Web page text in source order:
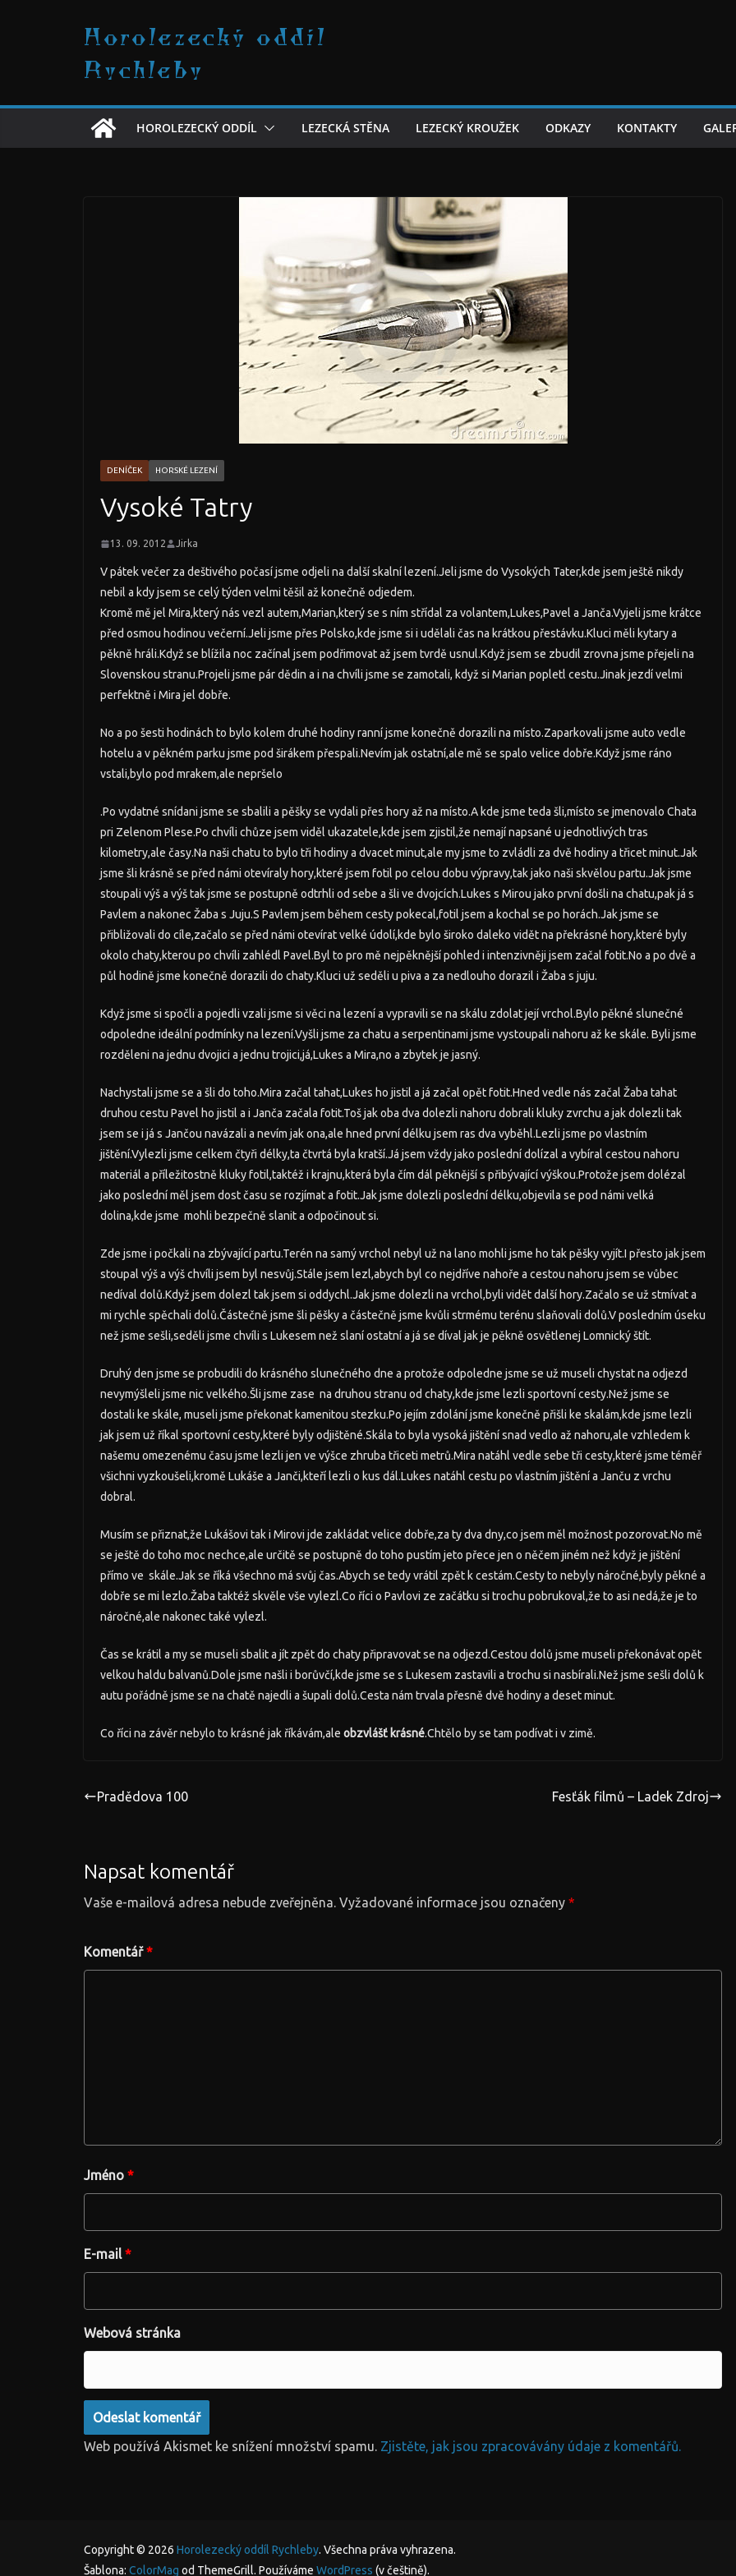
Horolezecký oddíl
Rychleby
HOROLEZECKÝ ODDÍL LEZECKÁ STĚNA LEZECKÝ KROUŽEK ODKAZY KONTAKTY
DENÍČEK HORSKÉ LEZENÍ
Vysoké Tatry
13. 09. 2012 Jirka
V pátek večer za deštivého počasí jsme odjeli na další skalní lezení.Jeli jsme do Vysokých Tater,kde jsem ještě nikdy
nebil a kdy jsem se celý týden velmi těšil až konečně odjedem.
Kromě mě jel Mira,který nás vezl autem,Marian,který se s ním střídal za volantem,Lukes,Pavel a Janča.Vyjeli jsme krátce
před osmou hodinou večerní.Jeli jsme přes Polsko,kde jsme si i udělali čas na krátkou přestávku.Kluci měli kytary a
pěkně hráli.Když se blížila noc začínal jsem podřimovat až jsem tvrdě usnul.Když jsem se zbudil zrovna jsme přejeli na
Slovenskou stranu.Projeli jsme pár dědin a i na chvíli jsme se zamotali, když si Marian popletl cestu.Jinak jezdí velmi
perfektně i Mira jel dobře.
No a po šesti hodinách to bylo kolem druhé hodiny ranní jsme konečně dorazili na místo.Zaparkovali jsme auto vedle
hotelu a v pěkném parku jsme pod širákem přespali.Nevím jak ostatní,ale mě se spalo velice dobře.Když jsme ráno
vstali,bylo pod mrakem,ale nepršelo
.Po vydatné snídani jsme se sbalili a pěšky se vydali přes hory až na místo.A kde jsme teda šli,místo se jmenovalo Chata
pri Zelenom Plese.Po chvíli chůze jsem viděl ukazatele,kde jsem zjistil,že nemají napsané u jednotlivých tras
kilometry,ale časy.Na naši chatu to bylo tři hodiny a dvacet minut,ale my jsme to zvládli za dvě hodiny a třicet minut.Jak
jsme šli krásně se před námi otevíraly hory,které jsem fotil po celou dobu výpravy,tak jako naši skvělou partu.Jak jsme
stoupali výš a výš tak jsme se postupně odtrhli od sebe a šli ve dvojcích.Lukes s Mirou jako první došli na chatu,pak já s
Pavlem a nakonec Žaba s Juju.S Pavlem jsem během cesty pokecal,fotil jsem a kochal se po horách.Jak jsme se
přibližovali do cíle,začalo se před námi otevírat velké údolí,kde bylo široko daleko vidět na překrásné hory,které byly
okolo chaty,kterou po chvíli zahlédl Pavel.Byl to pro mě nejpěknější pohled i intenzivněji jsem začal fotit.No a po dvě a
půl hodině jsme konečně dorazili do chaty.Kluci už seděli u piva a za nedlouho dorazil i Žaba s juju.
Když jsme si spočli a pojedli vzali jsme si věci na lezení a vypravili se na skálu zdolat její vrchol.Bylo pěkné slunečné
odpoledne ideální podmínky na lezení.Vyšli jsme za chatu a serpentinami jsme vystoupali nahoru až ke skále. Byli jsme
rozděleni na jednu dvojici a jednu trojici,já,Lukes a Mira,no a zbytek je jasný.
Nachystali jsme se a šli do toho.Mira začal tahat,Lukes ho jistil a já začal opět fotit.Hned vedle nás začal Žaba tahat
druhou cestu Pavel ho jistil a i Janča začala fotit.Toš jak oba dva dolezli nahoru dobrali kluky zvrchu a jak dolezli tak
jsem se i já s Jančou navázali a nevím jak ona,ale hned první délku jsem ras dva vyběhl.Lezli jsme po vlastním
jištění.Vylezli jsme celkem čtyři délky,ta čtvrtá byla kratší.Já jsem vždy jako poslední dolízal a vybíral cestou nahoru
materiál a příležitostně kluky fotil,taktéž i krajnu,která byla čím dál pěknější s přibývající výškou.Protože jsem dolézal
jako poslední měl jsem dost času se rozjímat a fotit.Jak jsme dolezli poslední délku,objevila se pod námi velká
dolina,kde jsme mohli bezpečně slanit a odpočinout si.
Zde jsme i počkali na zbývající partu.Terén na samý vrchol nebyl už na lano mohli jsme ho tak pěšky vyjít.I přesto jak jsem
stoupal výš a výš chvíli jsem byl nesvůj.Stále jsem lezl,abych byl co nejdříve nahoře a cestou nahoru jsem se vůbec
nedíval dolů.Když jsem dolezl tak jsem si oddychl.Jak jsme dolezli na vrchol,byli vidět další hory.Začalo se už stmívat a
mi rychle spěchali dolů.Částečně jsme šli pěšky a částečně jsme kvůli strmému terénu slaňovali dolů.V posledním úseku
než jsme sešli,seděli jsme chvíli s Lukesem než slaní ostatní a já se díval jak je pěkně osvětlenej Lomnický štít.
Druhý den jsme se probudili do krásného slunečného dne a protože odpoledne jsme se už museli chystat na odjezd
nevymýšleli jsme nic velkého.Šli jsme zase na druhou stranu od chaty,kde jsme lezli sportovní cesty.Než jsme se
dostali ke skále, museli jsme překonat kamenitou stezku.Po jejím zdolání jsme konečně přišli ke skalám,kde jsme lezli
jak jsem už říkal sportovní cesty,které byly odjištěné.Skála to byla vysoká jištění snad vedlo až nahoru,ale vzhledem k
našemu omezenému času jsme lezli jen ve výšce zhruba třiceti metrů.Mira natáhl vedle sebe tři cesty,které jsme téměř
všichni vyzkoušeli,kromě Lukáše a Janči,kteří lezli o kus dál.Lukes natáhl cestu po vlastním jištění a Janču z vrchu
dobral.
Musím se přiznat,že Lukášovi tak i Mirovi jde zakládat velice dobře,za ty dva dny,co jsem měl možnost pozorovat.No mě
se ještě do toho moc nechce,ale určitě se postupně do toho pustím jeto přece jen o něčem jiném než když je jištění
přímo ve skále.Jak se říká všechno má svůj čas.Abych se tedy vrátil zpět k cestám.Cesty to nebyly náročné,byly pěkné a
dobře se mi lezlo.Žaba taktéž skvěle vše vylezl.Co říci o Pavlovi ze začátku si trochu pobrukoval,že to asi nedá,že je to
náročné,ale nakonec také vylezl.
Čas se krátil a my se museli sbalit a jít zpět do chaty připravovat se na odjezd.Cestou dolů jsme museli překonávat opět
velkou haldu balvanů.Dole jsme našli i borůvčí,kde jsme se s Lukesem zastavili a trochu si nasbírali.Než jsme sešli dolů k
autu pořádně jsme se na chatě najedli a šupali dolů.Cesta nám trvala přesně dvě hodiny a deset minut.
Co říci na závěr nebylo to krásné jak říkávám,ale obzvlášť krásné.Chtělo by se tam podívat i v zimě.
Pradědova 100 Fesťák filmů – Ladek Zdroj
Napsat komentář
Vaše e-mailová adresa nebude zveřejněna. Vyžadované informace jsou označeny *
Komentář*
Jméno *
E-mail*
Webová stránka
Web používá Akismet ke snížení množství spamu. Zjistěte, jak jsou zpracovávány údaje z komentářů.
Copyright © 2026 Horolezecký oddíl Rychleby. Všechna práva vyhrazena.
Šablona: ColorMag od ThemeGrill. Používáme WordPress (v češtině).